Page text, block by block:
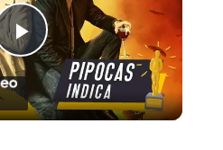
Play
Video